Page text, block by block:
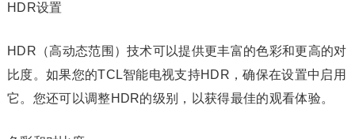
HDR设置
HDR（高动态范围）技术可以提供更丰富的色彩和更高的对
比度。如果您的TCL智能电视支持HDR，确保在设置中启用
它。您还可以调整HDR的级别，以获得最佳的观看体验。